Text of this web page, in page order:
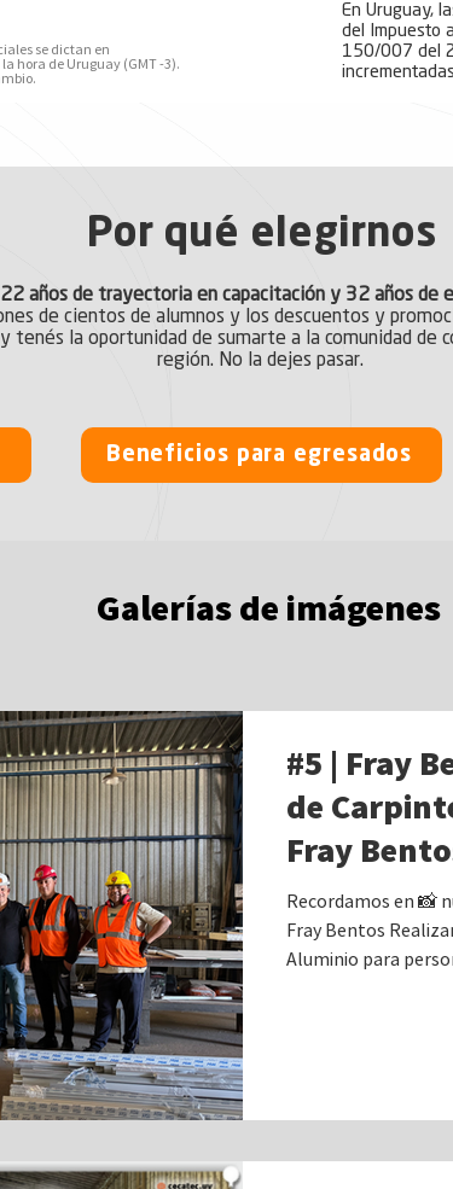
se dictan en
hora de Uruguay (GMT -3).
​En Uruguay,
del Impuesto
150/007 del
Por qué elegirnos
22 años de trayectoria en capacitación y 32 años de
de cientos de alumnos y los descuentos y
la oportunidad de sumarte a la comunidad de
región. No la dejes pasar.
Beneficios para egresados
Galerías de imágenes
#5 | Fray
de
Fray
INEFOP.
Recordamos en 📸
Fray Bentos
Aluminio para